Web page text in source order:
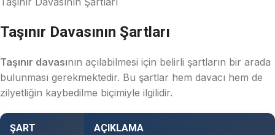
Taşınır Davasının Şartları
Taşınır davasının açılabilmesi için belirli şartların bir arada
bulunması gerekmektedir. Bu şartlar hem davacı hem de
zilyetliğin kaybedilme biçimiyle ilgilidir.
ŞART AÇIKLAMA